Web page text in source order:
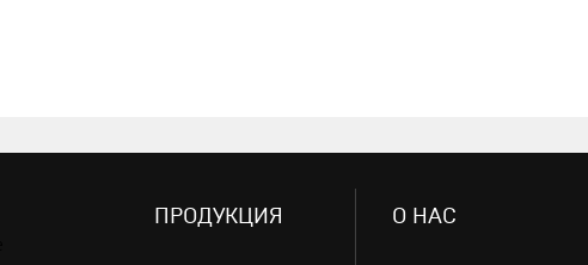
ПРОДУКЦИЯ О НАС